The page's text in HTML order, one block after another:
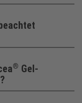
® Gel-